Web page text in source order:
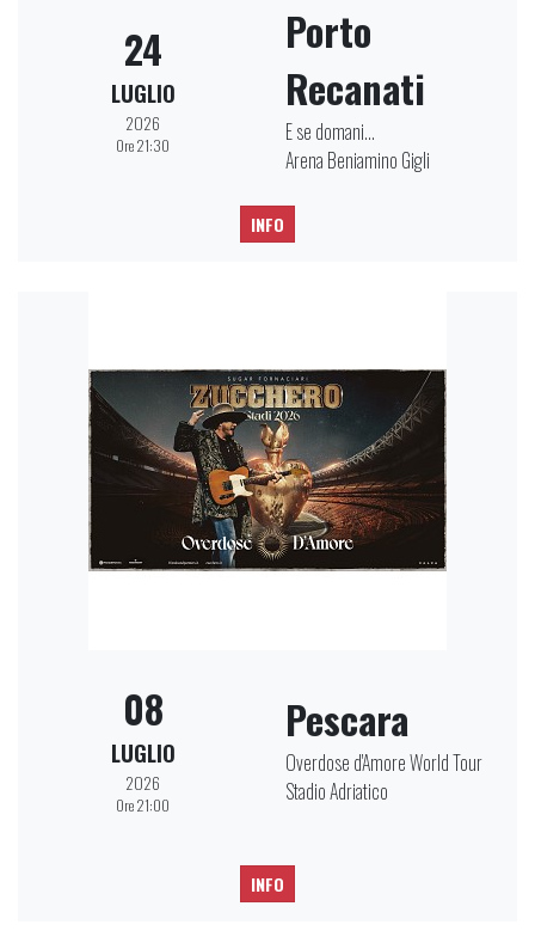
24
LUGLIO
2026
Ore 21:30
Porto
Recanati
E se domani...
Arena Beniamino Gigli
INFO
08
LUGLIO
2026
Ore 21:00
Pescara
Overdose d'Amore World Tour
Stadio Adriatico
INFO